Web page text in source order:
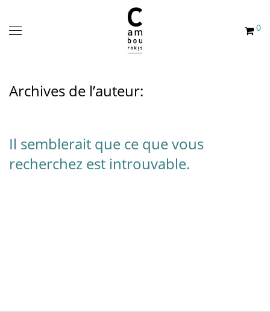
0
Archives de l’auteur:
Il semblerait que ce que vous
recherchez est introuvable.